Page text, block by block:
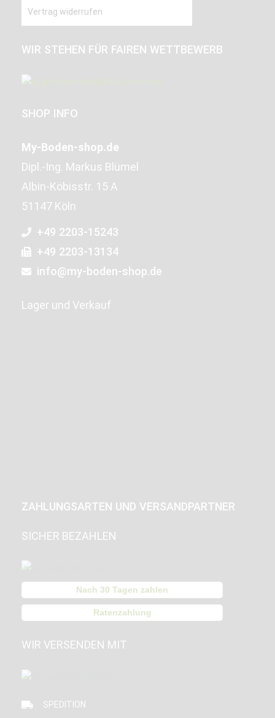
Vertrag widerrufen
WIR STEHEN FÜR FAIREN WETTBEWERB
SHOP INFO
My-Boden-shop.de
Dipl.-Ing. Markus Blümel
Albin-Köbisstr. 15 A
51147 Köln
+49 2203-15243
+49 2203-13134
info@my-boden-shop.de
Lager und Verkauf
ZAHLUNGSARTEN UND VERSANDPARTNER
SICHER BEZAHLEN
Nach 30 Tagen zahlen
Ratenzahlung
WIR VERSENDEN MIT
SPEDITION